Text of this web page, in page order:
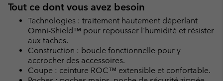
Tout ce dont vous avez besoin
Technologies : traitement hautement déperlant
Omni-Shield™ pour repousser l'humidité et résister
aux taches.
Construction : boucle fonctionnelle pour y
accrocher des accessoires.
Coupe : ceinture ROC™ extensible et confortable.